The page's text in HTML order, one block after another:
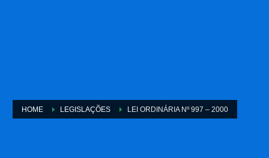
HOME LEGISLAÇÕES LEI ORDINÁRIA Nº 997 – 2000